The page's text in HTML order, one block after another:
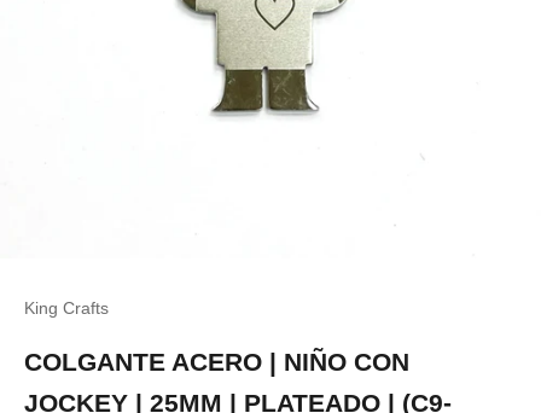
King Crafts
COLGANTE ACERO | NIÑO CON
JOCKEY | 25MM | PLATEADO | (C9-